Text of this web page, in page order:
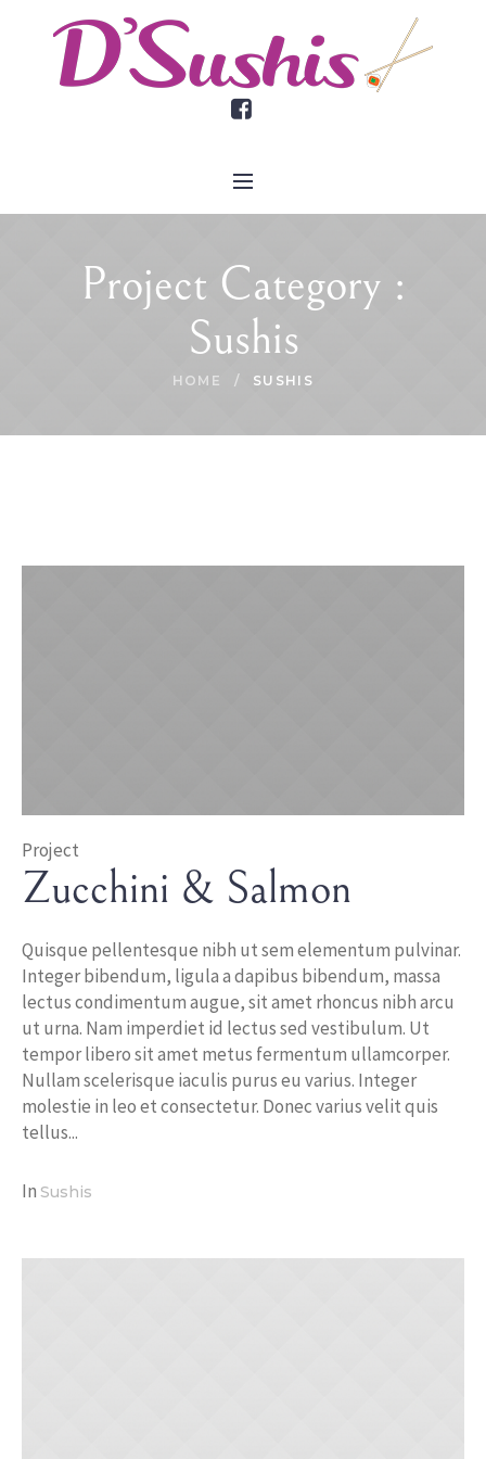
Project Category :
Sushis
HOME / SUSHIS
Project
Zucchini & Salmon
Quisque pellentesque nibh ut sem elementum pulvinar.
Integer bibendum, ligula a dapibus bibendum, massa
lectus condimentum augue, sit amet rhoncus nibh arcu
ut urna. Nam imperdiet id lectus sed vestibulum. Ut
tempor libero sit amet metus fermentum ullamcorper.
Nullam scelerisque iaculis purus eu varius. Integer
molestie in leo et consectetur. Donec varius velit quis
tellus...
In Sushis